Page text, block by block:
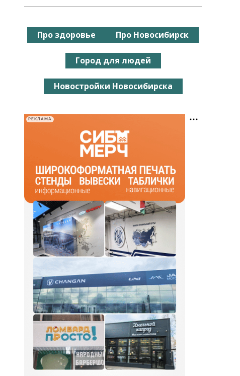
Про здоровье Про Новосибирск
Город для людей
Новостройки Новосибирска
РЕКЛАМА